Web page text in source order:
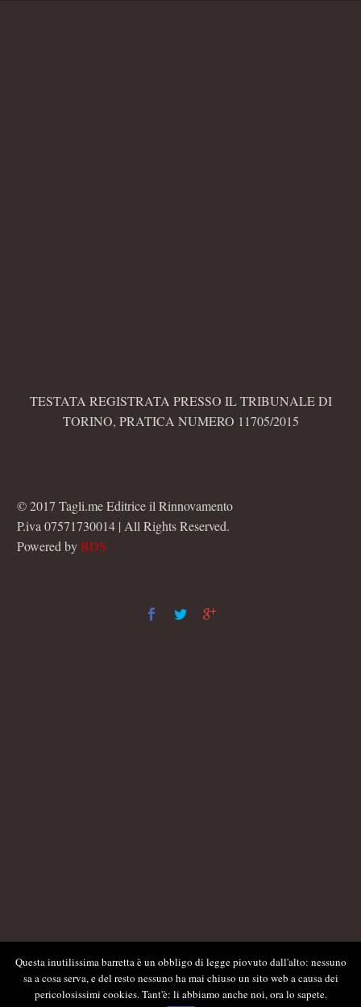
TESTATA REGISTRATA PRESSO IL TRIBUNALE DI
TORINO, PRATICA NUMERO 11705/2015
© 2017 Tagli.me Editrice il Rinnovamento
P.iva 07571730014 | All Rights Reserved.
Powered byBDS
Questa inutilissima barretta è un obbligo di legge piovuto dall'alto: nessuno
sa a cosa serva, e del resto nessuno ha mai chiuso un sito web a causa dei
pericolosissimi cookies. Tant'è: li abbiamo anche noi, ora lo sapete.